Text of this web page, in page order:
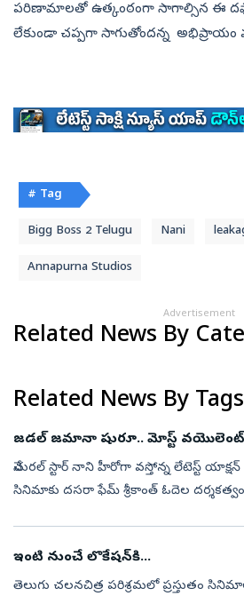
పరిణామాలతో ఉత్కంఠంగా సాగాల్సిన ఈ
లేకుండా చప్పగా సాగుతోందన్న అభిప్రాయం
# Tag
Bigg Boss 2 Telugu Nani
Annapurna Studios
Advertisement
Related News By
Related News By Tags
జడల్ జమానా షురూ.. మోస్ట్
నేచురల్ స్టార్ నాని హీరోగా వస్తోన్న లేటెస్ట్
సినిమాకు దసరా ఫేమ్ శ్రీకాంత్ ఓదెల
ఇంటి నుంచే లొకేషన్‌కి...
తెలుగు చలనచిత్ర పరిశ్రమలో ప్రస్తుతం